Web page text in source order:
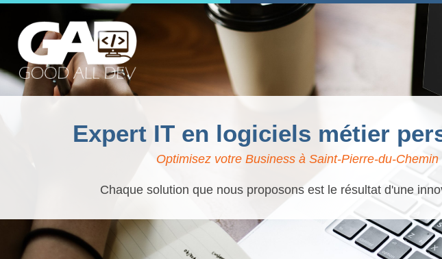
Expert IT en logiciels métier
Optimisez votre Business à Saint-Pierre-du-
Chaque solution que nous proposons est le résultat d'une